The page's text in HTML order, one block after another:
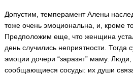
Допустим, темперамент Алены
тоже очень эмоциональна, и, кроме
Предположим еще, что женщина
день случились неприятности. Тогда
эмоции дочери “заразят” маму. Люди,
сообщающиеся сосуды: их души